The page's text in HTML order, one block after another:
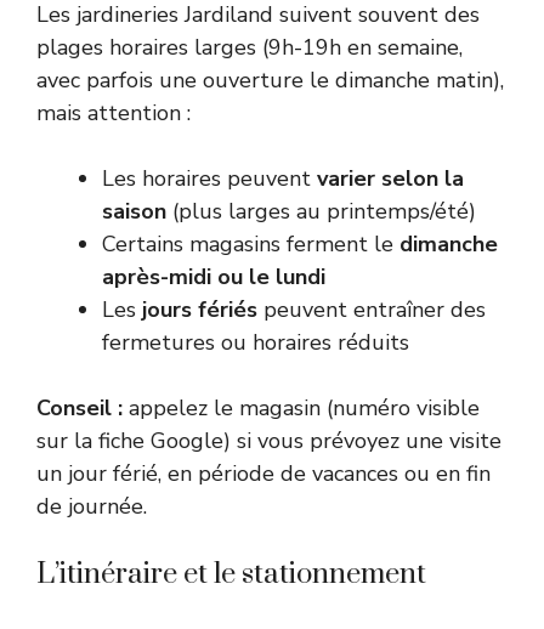
Les jardineries Jardiland suivent souvent des
plages horaires larges (9h-19h en semaine,
avec parfois une ouverture le dimanche matin),
mais attention :
Les horaires peuvent varier selon la
saison (plus larges au printemps/été)
Certains magasins ferment le dimanche
après-midi ou le lundi
Les jours fériés peuvent entraîner des
fermetures ou horaires réduits
Conseil : appelez le magasin (numéro visible
sur la fiche Google) si vous prévoyez une visite
un jour férié, en période de vacances ou en fin
de journée.
L’itinéraire et le stationnement